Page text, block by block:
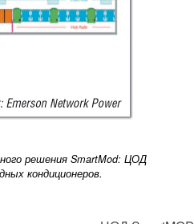
решения SmartMod: ЦОД
кондиционеров.